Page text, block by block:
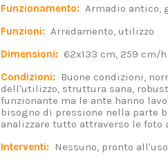
Funzionamento: Armadio antico,
Funzioni: Arredamento, utilizzo
Dimensioni: 62x133 cm, 259 cm/h
Condizioni: Buone condizioni,
dell'utilizzo, struttura sana,
funzionante ma le ante hanno
bisogno di pressione nella parte
analizzare tutto attraverso le foto
Interventi: Nessuno, pronto all'uso